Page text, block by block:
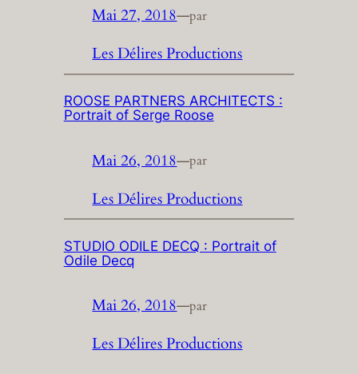
Mai 27, 2018—par
Les Délires Productions
ROOSE PARTNERS ARCHITECTS :
Portrait of Serge Roose
Mai 26, 2018—par
Les Délires Productions
STUDIO ODILE DECQ : Portrait of
Odile Decq
Mai 26, 2018—par
Les Délires Productions